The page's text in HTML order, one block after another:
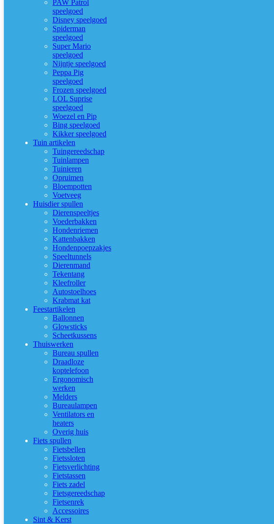
PAW Patrol
speelgoed
Disney speelgoed
Spiderman
speelgoed
Super Mario
speelgoed
Nijntje speelgoed
Peppa Pig
speelgoed
Frozen speelgoed
LOL Suprise
speelgoed
Woezel en Pip
Bing speelgoed
Kikker speelgoed
Tuin artikelen
Tuingereedschap
Tuinlampen
Tuinieren
Opruimen
Bloempotten
Voetveeg
Huisdier spullen
Dierenspeeltjes
Voederbakken
Hondenriemen
Kattenbakken
Hondenpoepzakjes
Speeltunnels
Dierenmand
Tekentang
Kleefroller
Autostoelhoes
Krabmat kat
Feestartikelen
Ballonnen
Glowsticks
Scheetkussens
Thuiswerken
Bureau spullen
Draadloze
koptelefoon
Ergonomisch
werken
Melders
Bureaulampen
Ventilators en
heaters
Overig huis
Fiets spullen
Fietsbellen
Fietssloten
Fietsverlichting
Fietstassen
Fiets zadel
Fietsgereedschap
Fietsenrek
Accessoires
Sint & Kerst